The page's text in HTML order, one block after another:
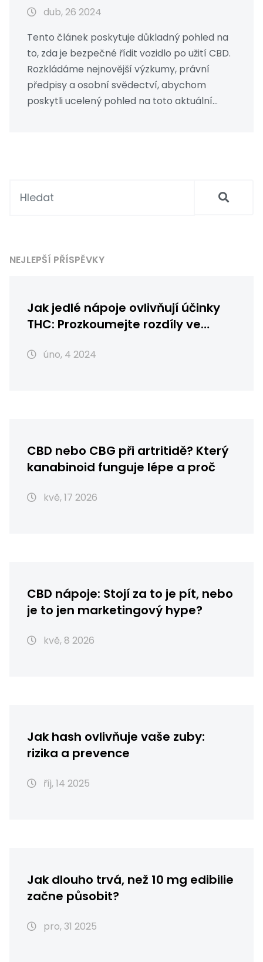
dub, 26 2024
Tento článek poskytuje důkladný pohled na
to, zda je bezpečné řídit vozidlo po užití CBD.
Rozkládáme nejnovější výzkumy, právní
předpisy a osobní svědectví, abychom
poskytli ucelený pohled na toto aktuální
NEJLEPŠÍ PŘÍSPĚVKY
Jak jedlé nápoje ovlivňují účinky
THC: Prozkoumejte rozdíly ve
úno, 4 2024
CBD nebo CBG při artritidě? Který
kanabinoid funguje lépe a proč
kvě, 17 2026
CBD nápoje: Stojí za to je pít, nebo
je to jen marketingový hype?
kvě, 8 2026
Jak hash ovlivňuje vaše zuby:
rizika a prevence
říj, 14 2025
Jak dlouho trvá, než 10 mg edibilie
začne působit?
pro, 31 2025